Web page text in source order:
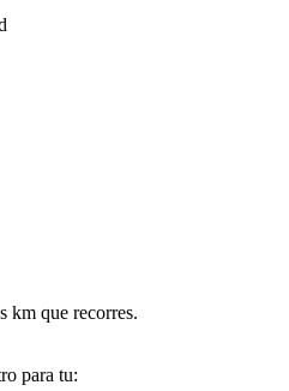
km que recorres.
para tu: